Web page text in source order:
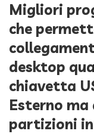
Migliori
che
desktop
chiavetta
Esterno ma
partizioni